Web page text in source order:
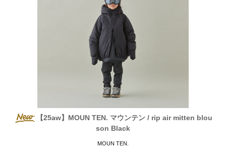
【25aw】MOUN TEN. マウンテン / rip air mitten blou
son Black
MOUN TEN.